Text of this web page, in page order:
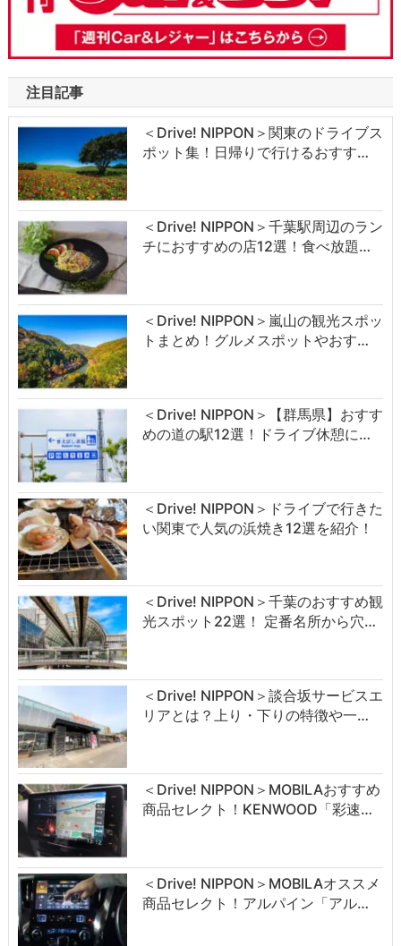
注目記事
＜Drive! NIPPON＞関東のドライブス
ポット集！日帰りで行けるおすす…
＜Drive! NIPPON＞千葉駅周辺のラン
チにおすすめの店12選！食べ放題…
＜Drive! NIPPON＞嵐山の観光スポッ
トまとめ！グルメスポットやおす…
＜Drive! NIPPON＞【群馬県】おすす
めの道の駅12選！ドライブ休憩に…
＜Drive! NIPPON＞ドライブで行きた
い関東で人気の浜焼き12選を紹介！
＜Drive! NIPPON＞千葉のおすすめ観
光スポット22選！ 定番名所から穴…
＜Drive! NIPPON＞談合坂サービスエ
リアとは？上り・下りの特徴や一…
＜Drive! NIPPON＞MOBILAおすすめ
商品セレクト！KENWOOD「彩速…
＜Drive! NIPPON＞MOBILAオススメ
商品セレクト！アルパイン「アル…